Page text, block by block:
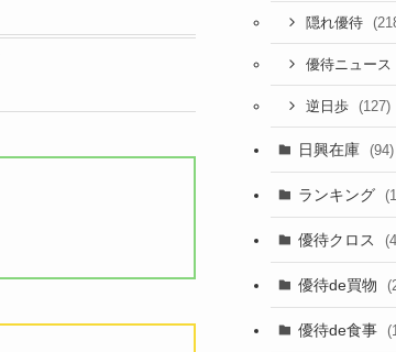
隠れ優待
優待ニュース
逆日歩 (127)
日興在庫 (94)
ランキング
優待クロス
優待de買物
優待de食事